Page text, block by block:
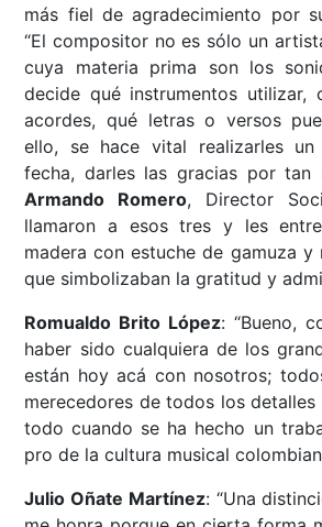
más fiel de agradecimiento por
“El compositor no es sólo un
cuya materia prima son los
decide qué instrumentos utilizar,
acordes, qué letras o versos
ello, se hace vital realizarles un
fecha, darles las gracias por tan
Armando Romero, Director
llamaron a esos tres y les
madera con estuche de gamuza y
que simbolizaban la gratitud y
Romualdo Brito López: “Bueno,
haber sido cualquiera de los
están hoy acá con nosotros;
merecedores de todos los
todo cuando se ha hecho un
pro de la cultura musical
Julio Oñate Martínez: “Una